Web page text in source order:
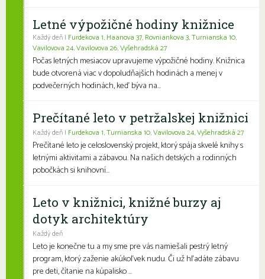
Letné výpožičné hodiny knižnice
Každý deň | Furdekova 1, Haanova 37, Rovniankova 3,Turnianska 10,
Vavilovova 24,Vavilovova 26,Vyšehradská 27
Počas letných mesiacov upravujeme výpožičné hodiny. Knižnica
bude otvorená viac v dopoludňajších hodinách a menej v
podvečerných hodinách, keď býva na...
Prečítané leto v petržalskej knižnici
Každý deň | Furdekova 1,Turnianska 10,Vavilovova 24,Vyšehradská 27
Prečítané leto je celoslovenský projekt, ktorý spája skvelé knihy s
letnými aktivitami a zábavou. Na našich detských a rodinných
pobočkách si knihovní...
Leto v knižnici, knižné burzy aj
dotyk architektúry
Každý deň
Leto je konečne tu a my sme pre vás namiešali pestrý letný
program, ktorý zaženie akúkoľvek nudu. Či už hľadáte zábavu
pre deti, čítanie na kúpalisko ...